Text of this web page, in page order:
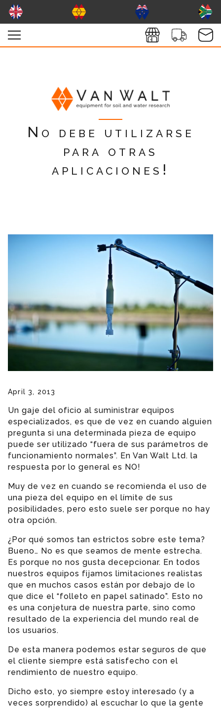
No debe utilizarse
para otras
aplicaciones!
April 3, 2013
Un gaje del oficio al suministrar equipos
especializados, es que de vez en cuando alguien
pregunta si una determinada pieza de equipo
puede ser utilizado “fuera de sus parámetros de
funcionamiento normales”. En Van Walt Ltd. la
respuesta por lo general es NO!
Muy de vez en cuando se recomienda el uso de
una pieza del equipo en el límite de sus
posibilidades, pero esto suele ser porque no hay
otra opción.
¿Por qué somos tan estrictos sobre este tema?
Bueno… No es que seamos de mente estrecha.
Es porque no nos gusta decepcionar. En todos
nuestros equipos fijamos limitaciones realistas
que en muchos casos están por debajo de lo
que dice el “folleto en papel satinado”. Esto no
es una conjetura de nuestra parte, sino como
resultado de la experiencia del mundo real de
los usuarios.
De esta manera podemos estar seguros de que
el cliente siempre está satisfecho con el
rendimiento de nuestro equipo.
Dicho esto, yo siempre estoy interesado (y a
veces sorprendido) al escuchar lo que la gente